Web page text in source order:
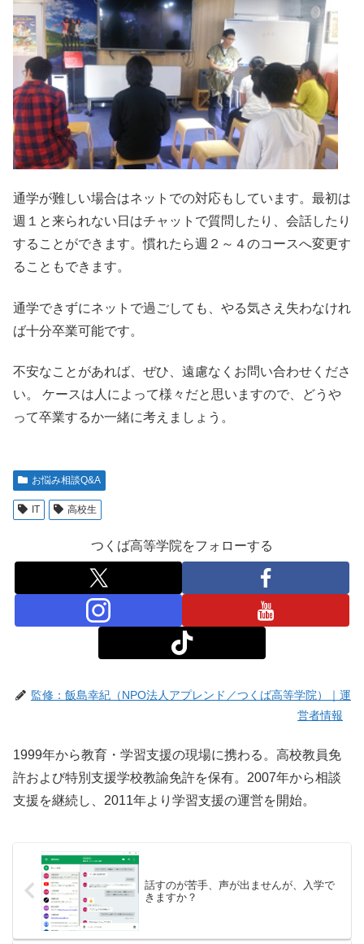
通学が難しい場合はネットでの対応もしています。最初は
週１と来られない日はチャットで質問したり、会話したり
することができます。慣れたら週２～４のコースへ変更す
ることもできます。
通学できずにネットで過ごしても、やる気さえ失わなけれ
ば十分卒業可能です。
不安なことがあれば、ぜひ、遠慮なくお問い合わせくださ
い。 ケースは人によって様々だと思いますので、どうや
って卒業するか一緒に考えましょう。
お悩み相談Q&A
IT 高校生
つくば高等学院をフォローする
監修：飯島幸紀（NPO法人アプレンド／つくば高等学院）｜運
営者情報
1999年から教育・学習支援の現場に携わる。高校教員免
許および特別支援学校教諭免許を保有。2007年から相談
支援を継続し、2011年より学習支援の運営を開始。
話すのが苦手、声が出ませんが、入学で
きますか？